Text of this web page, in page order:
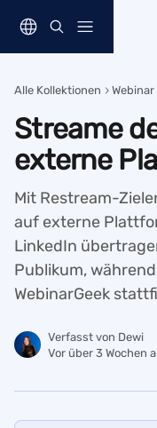
Alle Kollektionen
Streame
externe
Mit Restream-
auf externe
LinkedIn
Publikum,
WebinarGeek
Verfasst von Dewi
Vor über 3 Wochen